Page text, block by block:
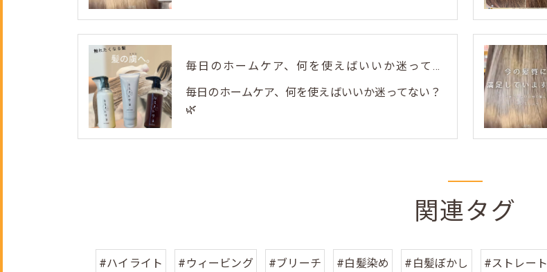
毎日のホームケア、何を使えばいいか迷ってない？🌿
毎日のホームケア、何を使えばいいか迷ってない？
🌿
関連タグ
#ハイライト #ウィービング #ブリーチ #白髪染め #白髪ぼかし #ストレート